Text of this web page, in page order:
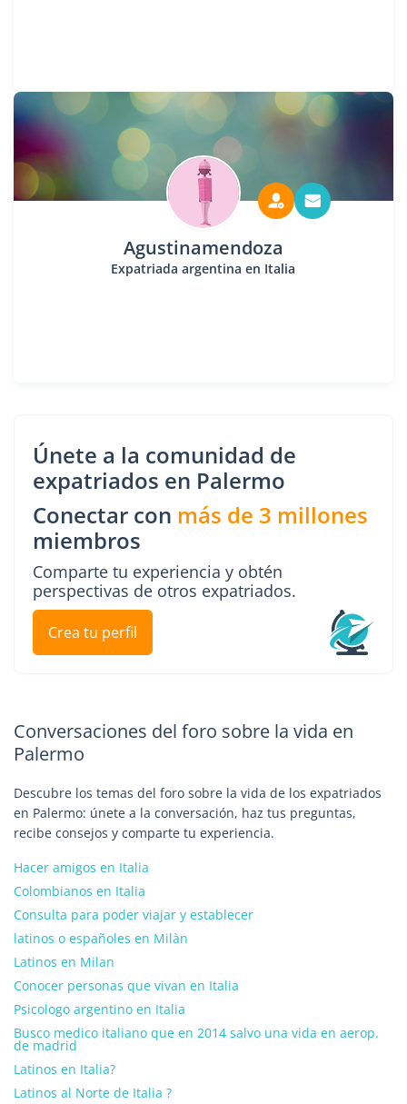
Agustinamendoza
Expatriada argentina en Italia
Únete a la comunidad de
expatriados en Palermo
Conectar con más de 3 millones
miembros
Comparte tu experiencia y obtén
perspectivas de otros expatriados.
Crea tu perfil
Conversaciones del foro sobre la vida en
Palermo
Descubre los temas del foro sobre la vida de los expatriados
en Palermo: únete a la conversación, haz tus preguntas,
recibe consejos y comparte tu experiencia.
Hacer amigos en Italia
Colombianos en Italia
Consulta para poder viajar y establecer
latinos o españoles en Milàn
Latinos en Milan
Conocer personas que vivan en Italia
Psicologo argentino en Italia
Busco medico italiano que en 2014 salvo una vida en aerop.
de madrid
Latinos en Italia?
Latinos al Norte de Italia ?